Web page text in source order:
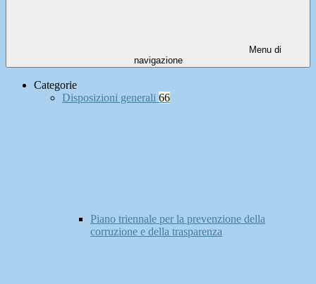
Menu di
navigazione
Categorie
Disposizioni generali 66
Piano triennale per la prevenzione della
corruzione e della trasparenza